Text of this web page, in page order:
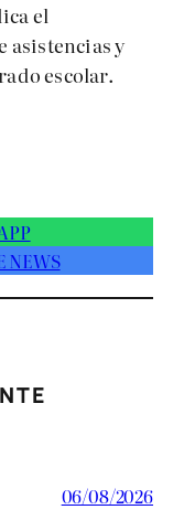
el
asistencias y
escolar.
NEWS
06/08/2026